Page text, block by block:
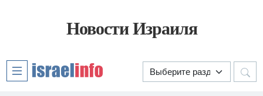
Новости Израиля